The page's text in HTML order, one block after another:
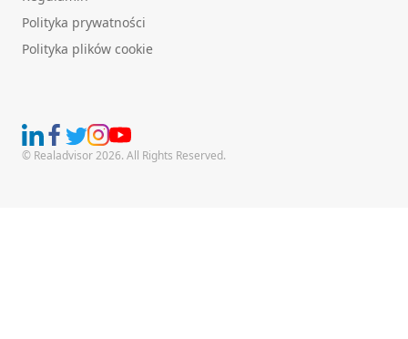
Polityka prywatności
Polityka plików cookie
© Realadvisor 2026. All Rights Reserved.